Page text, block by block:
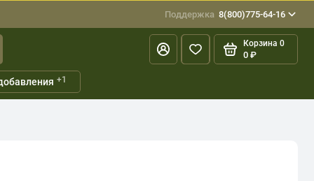
Поддержка 8(800)775-64-16
Корзина 0
0 ₽
+1